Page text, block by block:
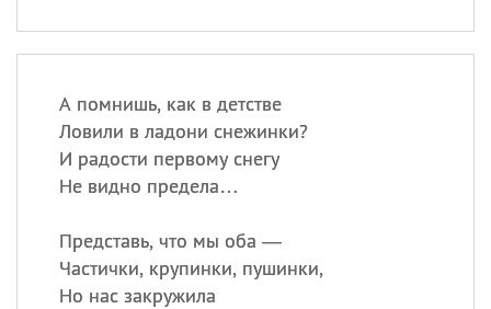
А помнишь, как в детстве
Ловили в ладони снежинки?
И радости первому снегу
Не видно предела…
Представь, что мы оба —
Частички, крупинки, пушинки,
Но нас закружила